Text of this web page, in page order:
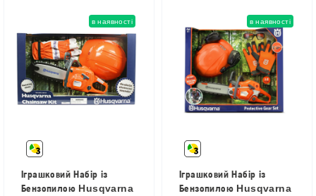
в наявності
Іграшковий Набір із
Бензопилою Husqvarna
в наявності
Іграшковий Набір із
Бензопилою Husqvarna